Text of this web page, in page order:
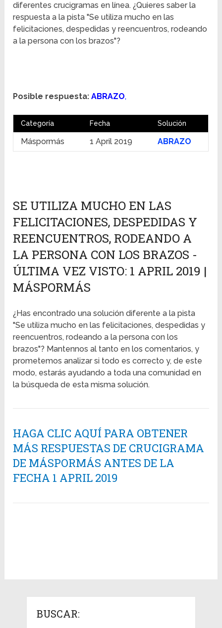
diferentes crucigramas en línea. ¿Quieres saber la
respuesta a la pista "Se utiliza mucho en las
felicitaciones, despedidas y reencuentros, rodeando
a la persona con los brazos"?
Posible respuesta: ABRAZO,
Categoría Fecha Solución
Máspormás 1 April 2019 ABRAZO
SE UTILIZA MUCHO EN LAS
FELICITACIONES, DESPEDIDAS Y
REENCUENTROS, RODEANDO A
LA PERSONA CON LOS BRAZOS -
ÚLTIMA VEZ VISTO: 1 APRIL 2019 |
MÁSPORMÁS
¿Has encontrado una solución diferente a la pista
"Se utiliza mucho en las felicitaciones, despedidas y
reencuentros, rodeando a la persona con los
brazos"? Mantennos al tanto en los comentarios, y
prometemos analizar si todo es correcto y, de este
modo, estarás ayudando a toda una comunidad en
la búsqueda de esta misma solución.
HAGA CLIC AQUÍ PARA OBTENER
MÁS RESPUESTAS DE CRUCIGRAMA
DE MÁSPORMÁS ANTES DE LA
FECHA 1 APRIL 2019
BUSCAR: